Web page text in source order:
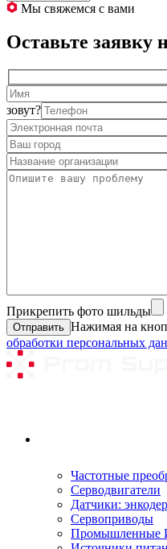
Мы свяжемся с вами
Оставьте заявку
зовут?
Прикрепить фото шильды
Нажимая на
обработки персональных
Частотные
Серводвигатели
Датчики:
Сервоприводы
Промышленные